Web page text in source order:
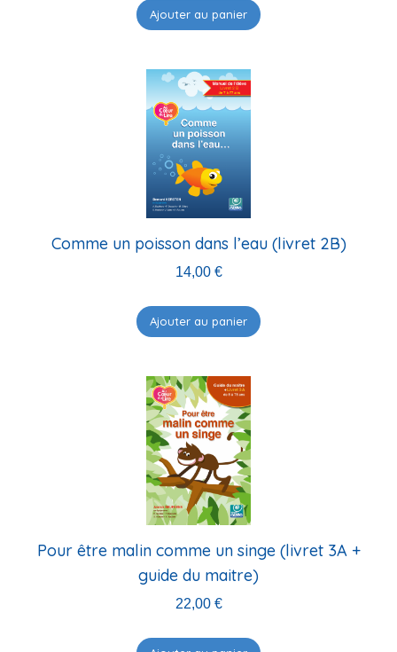
Ajouter au panier
Comme un poisson dans l’eau (livret 2B)
14,00 €
Ajouter au panier
Pour être malin comme un singe (livret 3A +
guide du maitre)
22,00 €